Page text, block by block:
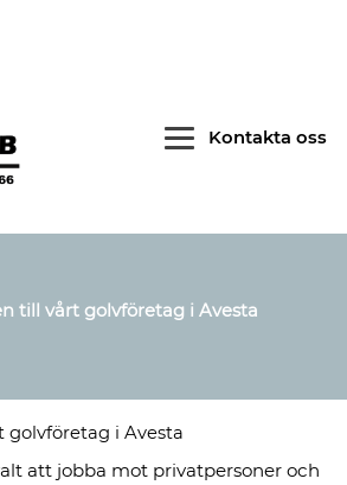
Kontakta oss
till vårt golvföretag i Avesta
i Avesta
att jobba mot privatpersoner och